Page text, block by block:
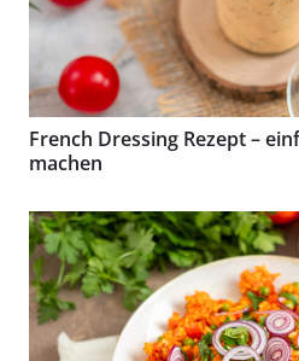
French Dressing Rezept –
machen